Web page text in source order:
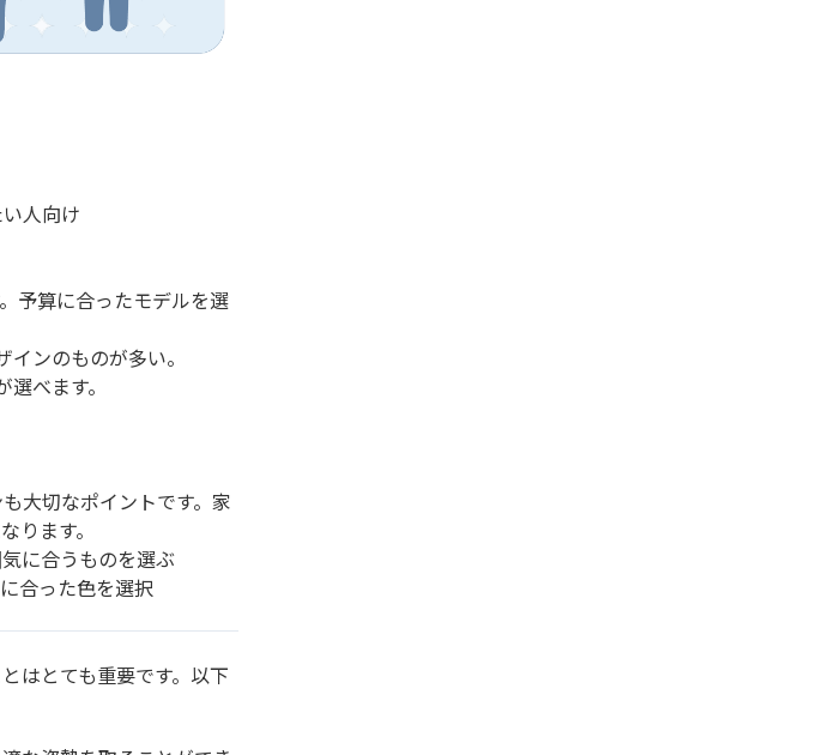
人向け
予算に合ったモデルを選
ンのものが多い。
べます。
大切なポイントです。家
ります。
に合うものを選ぶ
合った色を選択
はとても重要です。以下